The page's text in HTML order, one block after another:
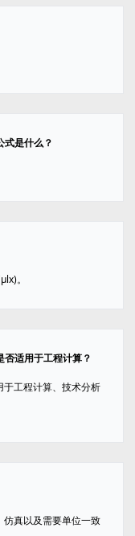
是什么？
。
适用于工程计算？
工程计算、技术分析
真以及需要单位一致